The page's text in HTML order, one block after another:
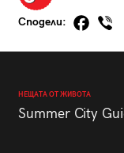
Сподели:
НЕЩАТА ОТ ЖИВОТА
Summer City